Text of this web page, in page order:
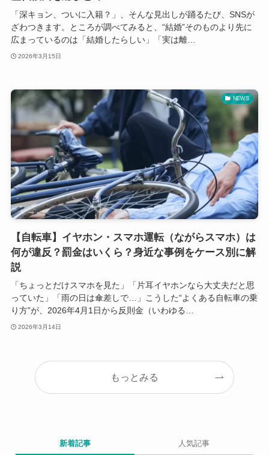
「深キョン、ついに入籍？」、そんな見出しが踊るたび、SNSが
ざわつきます。ところが調べてみると、“結婚”そのものより先に
広まっているのは「結婚したらしい」「実は離…
2026年3月15日
NEWS
【自転車】イヤホン・スマホ運転（ながらスマホ）は
何が違反？罰金はいくら？身近な事例をケース別に解
説
「ちょっとだけスマホを見た」「片耳イヤホンなら大丈夫だと思
っていた」「雨の日は傘差しで…」こうした“よくある自転車の乗
り方”が、2026年4月1日から反則金（いわゆる…
2026年3月14日
もっとみる
新着記事 人気記事